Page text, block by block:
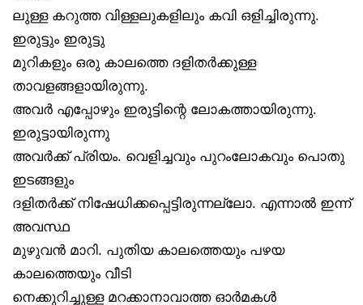
ലുള്ള കറുത്ത വിള്ളലുകളിലും കവി ഒളിച്ചിരുന്നു.
ഇരുട്ടും ഇരുട്ടു
മുറികളും ഒരു കാലത്തെ ദളിതർക്കുള്ള
താവളങ്ങളായിരുന്നു.
അവർ എപ്പോഴും ഇരുട്ടിന്റെ ലോകത്തായിരുന്നു.
ഇരുട്ടായിരുന്നു
അവർക്ക് പ്രിയം. വെളിച്ചവും പുറംലോകവും പൊതു
ഇടങ്ങളും
ദളിതർക്ക് നിഷേധിക്കപ്പെട്ടിരുന്നല്ലോ. എന്നാൽ ഇന്ന്
അവസ്ഥ
മുഴുവൻ മാറി. പുതിയ കാലത്തെയും പഴയ
കാലത്തെയും വീടി
നെക്കുറിച്ചുള്ള മറക്കാനാവാത്ത ഓർമകൾ